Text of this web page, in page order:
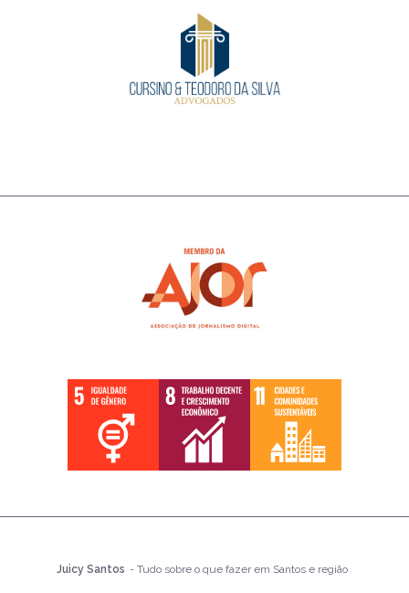
Juicy Santos - Tudo sobre o que fazer em Santos e região